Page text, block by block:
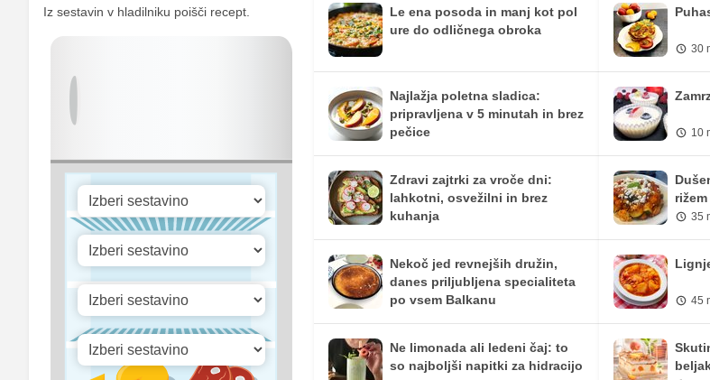
1.43 mg
0 mg
57 mg
Vitamin D
Iz sestavin v hladilniku poišči recept.
Le ena posoda in manj kot pol
ure do odličnega obroka
Najlažja poletna sladica:
pripravljena v 5 minutah in brez
pečice
Zdravi zajtrki za vroče dni:
lahkotni, osvežilni in brez
kuhanja
Nekoč jed revnejših družin,
danes priljubljena specialiteta
po vsem Balkanu
Ne limonada ali ledeni čaj: to
so najboljši napitki za hidracijo
30
10
rižem
35
45